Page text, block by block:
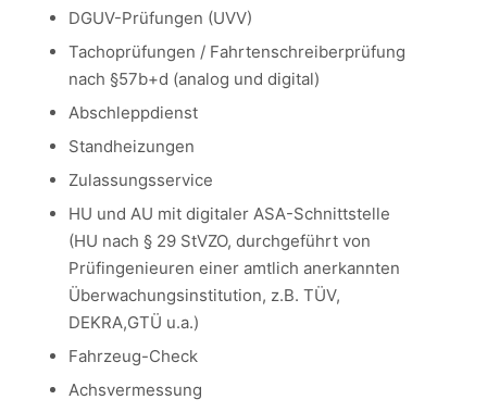
DGUV-Prüfungen (UVV)
Tachoprüfungen / Fahrtenschreiberprüfung
nach §57b+d (analog und digital)
Abschleppdienst
Standheizungen
Zulassungsservice
HU und AU mit digitaler ASA-Schnittstelle
(HU nach § 29 StVZO, durchgeführt von
Prüfingenieuren einer amtlich anerkannten
Überwachungsinstitution, z.B. TÜV,
DEKRA,GTÜ u.a.)
Fahrzeug-Check
Achsvermessung